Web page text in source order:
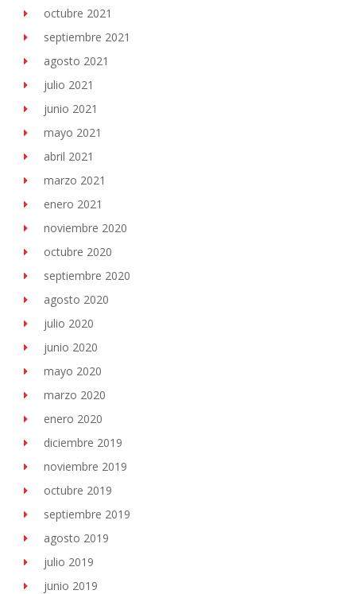
octubre 2021
septiembre 2021
agosto 2021
julio 2021
junio 2021
mayo 2021
abril 2021
marzo 2021
enero 2021
noviembre 2020
octubre 2020
septiembre 2020
agosto 2020
julio 2020
junio 2020
mayo 2020
marzo 2020
enero 2020
diciembre 2019
noviembre 2019
octubre 2019
septiembre 2019
agosto 2019
julio 2019
junio 2019